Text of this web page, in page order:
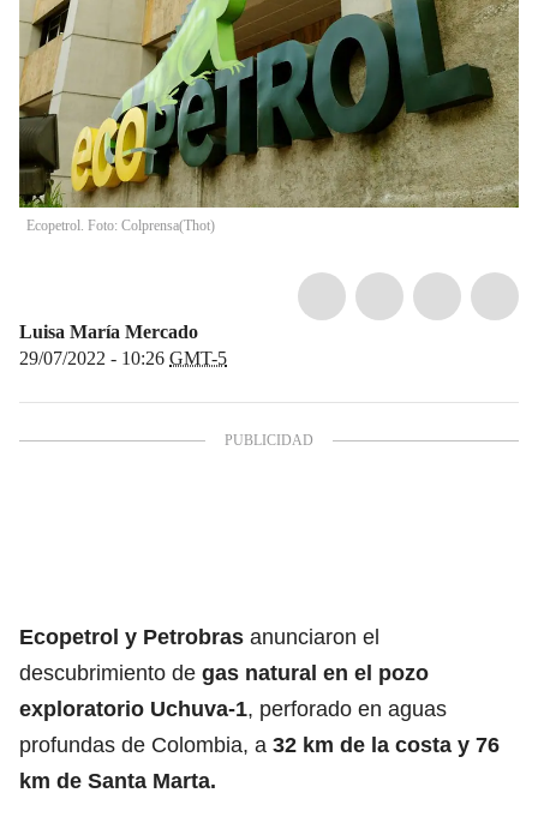
Ecopetrol. Foto: Colprensa(Thot)
Luisa María Mercado
29/07/2022 - 10:26 GMT-5
Ecopetrol y Petrobras anunciaron el
descubrimiento de gas natural en el pozo
exploratorio Uchuva-1, perforado en aguas
profundas de Colombia, a 32 km de la costa y 76
km de Santa Marta.